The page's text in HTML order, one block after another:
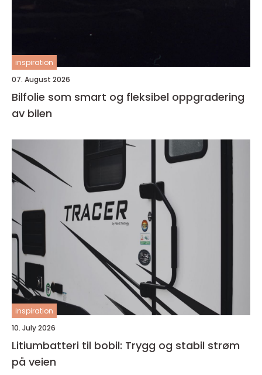
inspiration
07. August 2026
Bilfolie som smart og fleksibel oppgradering
av bilen
inspiration
10. July 2026
Litiumbatteri til bobil: Trygg og stabil strøm
på veien